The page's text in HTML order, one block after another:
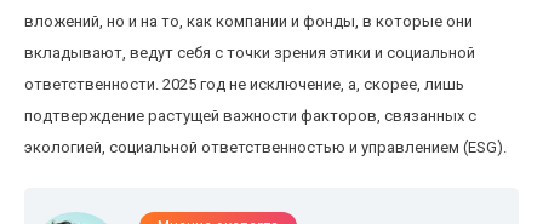
вложений, но и на то, как компании и фонды, в которые они
вкладывают, ведут себя с точки зрения этики и социальной
ответственности. 2025 год не исключение, а, скорее, лишь
подтверждение растущей важности факторов, связанных с
экологией, социальной ответственностью и управлением (ESG).